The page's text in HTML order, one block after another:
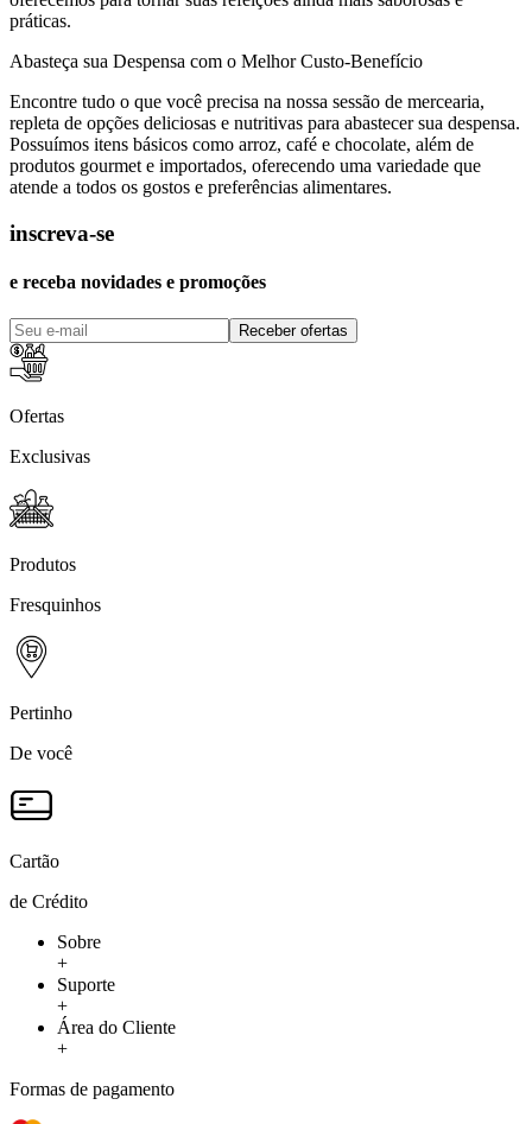
práticas.
Abasteça sua Despensa com o Melhor Custo-Benefício
Encontre tudo o que você precisa na nossa sessão de mercearia,
repleta de opções deliciosas e nutritivas para abastecer sua despensa.
Possuímos itens básicos como arroz, café e chocolate, além de
produtos gourmet e importados, oferecendo uma variedade que
atende a todos os gostos e preferências alimentares.
inscreva-se
e receba novidades e promoções
Receber ofertas
Ofertas
Exclusivas
Produtos
Fresquinhos
Pertinho
De você
Cartão
de Crédito
Sobre
+
Suporte
+
Área do Cliente
+
Formas de pagamento